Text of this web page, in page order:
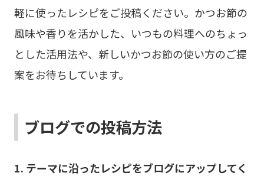
軽に使ったレシピをご投稿ください。かつお節の
風味や香りを活かした、いつもの料理へのちょっ
とした活用法や、新しいかつお節の使い方のご提
案をお待ちしています。
ブログでの投稿方法
1. テーマに沿ったレシピをブログにアップしてく